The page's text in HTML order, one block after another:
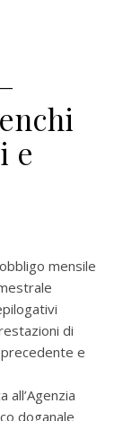
e
mensile
di
e
all’Agenzia
doganale